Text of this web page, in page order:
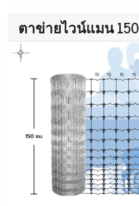
ตาข่ายไวน์แมน 150